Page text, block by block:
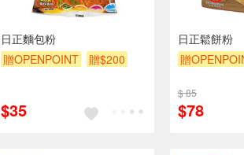
日正麵包粉
贈OPENPOINT
贈$200
$35
日正鬆餅粉
贈
$ 85
$78